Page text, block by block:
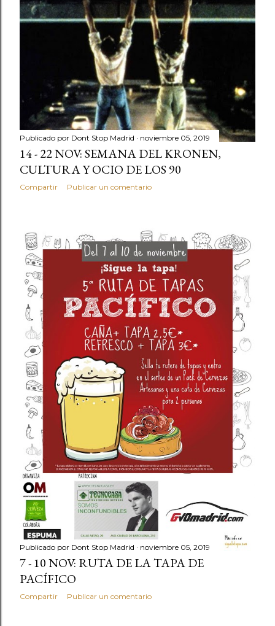
Publicado por Dont Stop Madrid noviembre 05, 2019
14 - 22 NOV: SEMANA DEL KRONEN,
CULTURA Y OCIO DE LOS 90
Compartir Publicar un comentario
Publicado por Dont Stop Madrid noviembre 05, 2019
7 - 10 NOV: RUTA DE LA TAPA DE
PACÍFICO
Compartir Publicar un comentario